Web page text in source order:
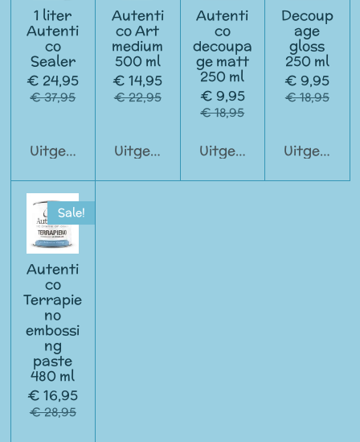
1 liter
Autenti
co
Sealer
€ 24,95
€ 37,95
Uitgeschakeld
Autenti
co Art
medium
500 ml
€ 14,95
€ 22,95
Uitgeschakeld
Autenti
co
decoupa
ge matt
250 ml
€ 9,95
€ 18,95
Uitgeschakeld
Decoup
age
gloss
250 ml
€ 9,95
€ 18,95
Sale!
Autenti
co
Terrapie
no
embossi
ng
paste
480 ml
€ 16,95
€ 28,95